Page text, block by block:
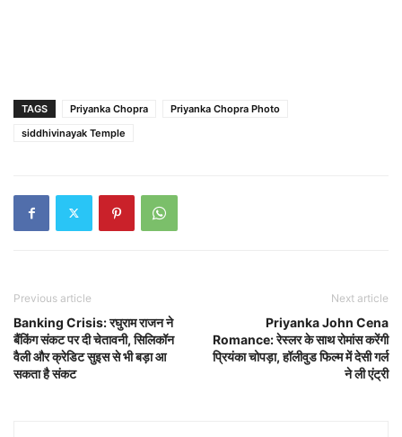
TAGS Priyanka Chopra
Priyanka Chopra Photo
siddhivinayak Temple
Previous article
Banking Crisis: रघुराम राजन ने
बैंक‍िंग संकट पर दी चेतावनी, सिलिकॉन
वैली और क्रेडिट सुइस से भी बड़ा आ
सकता है संकट
Next article
Priyanka John Cena
Romance: रेस्लर के साथ रोमांस करेंगी
प्रियंका चोपड़ा, हॉलीवुड फिल्म में देसी गर्ल
ने ली एंट्री